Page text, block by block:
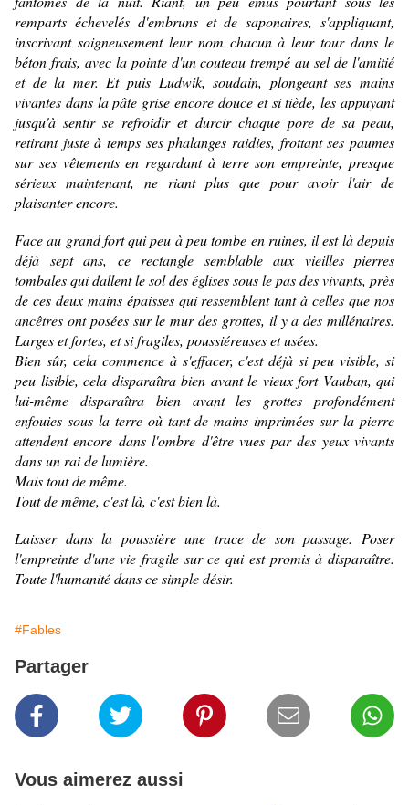
remparts échevelés d'embruns et de saponaires, s'appliquant,
inscrivant soigneusement leur nom chacun à leur tour dans le
béton frais, avec la pointe d'un couteau trempé au sel de l'amitié
et de la mer. Et puis Ludwik, soudain, plongeant ses mains
vivantes dans la pâte grise encore douce et si tiède, les appuyant
jusqu'à sentir se refroidir et durcir chaque pore de sa peau,
retirant juste à temps ses phalanges raidies, frottant ses paumes
sur ses vêtements en regardant à terre son empreinte, presque
sérieux maintenant, ne riant plus que pour avoir l'air de
plaisanter encore.
Face au grand fort qui peu à peu tombe en ruines, il est là depuis
déjà sept ans, ce rectangle semblable aux vieilles pierres
tombales qui dallent le sol des églises sous le pas des vivants, près
de ces deux mains épaisses qui ressemblent tant à celles que nos
ancêtres ont posées sur le mur des grottes, il y a des millénaires.
Larges et fortes, et si fragiles, poussiéreuses et usées.
Bien sûr, cela commence à s'effacer, c'est déjà si peu visible, si
peu lisible, cela disparaîtra bien avant le vieux fort Vauban, qui
lui-même disparaîtra bien avant les grottes profondément
enfouies sous la terre où tant de mains imprimées sur la pierre
attendent encore dans l'ombre d'être vues par des yeux vivants
dans un rai de lumière.
Mais tout de même.
Tout de même, c'est là, c'est bien là.
Laisser dans la poussière une trace de son passage. Poser
l'empreinte d'une vie fragile sur ce qui est promis à disparaître.
Toute l'humanité dans ce simple désir.
#Fables
Partager
Vous aimerez aussi